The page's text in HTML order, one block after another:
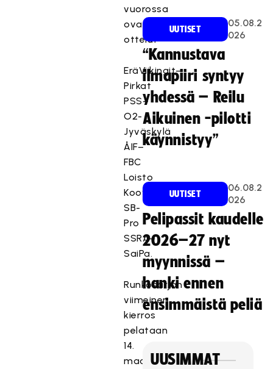
vuorossa
ovat
ottelut
EräViikingit–
Pirkat
PSS–
O2-
Jyväskylä
ÅIF–
FBC
Loisto
Koovee–
SB-
Pro
SSRA–
SaiPa.
Runkosarjan
viimeinen
kierros
pelataan
14.
maaliskuuta.
UUTISET
05.08.2
026
“Kannustava
ilmapiiri syntyy
yhdessä – Reilu
Aikuinen -pilotti
käynnistyy”
UUTISET
06.08.2
026
Pelipassit kaudelle
2026–27 nyt
myynnissä –
hanki ennen
ensimmäistä peliä
UUSIMMAT